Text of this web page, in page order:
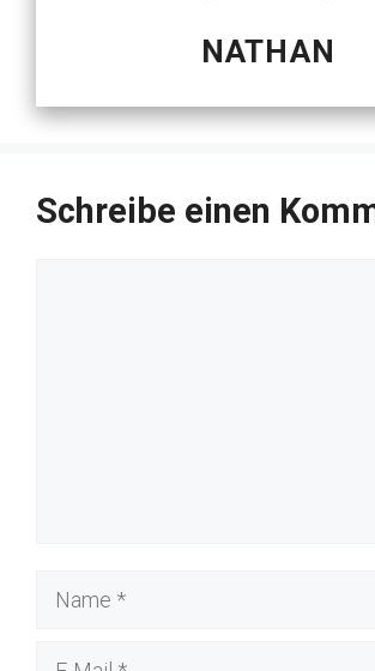
NATHAN
Schreibe einen
Name